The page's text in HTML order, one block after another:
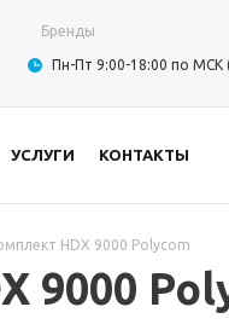
Бренды
Пн-Пт 9:00-18:00 по МСК
УСЛУГИ КОНТАКТЫ
HDX 9000 Polycom
9000